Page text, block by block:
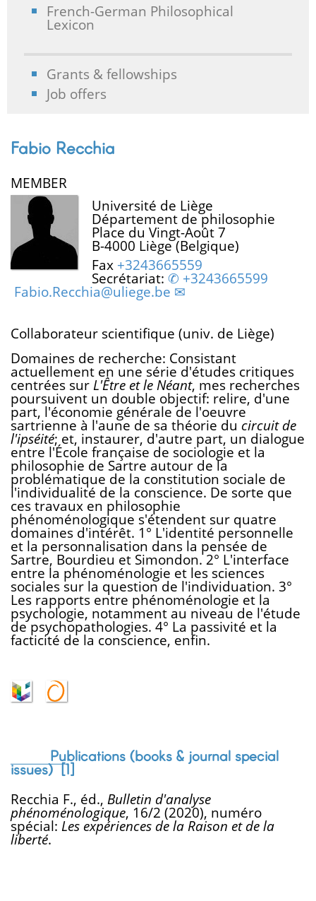
French-German Philosophical
Lexicon
Grants & fellowships
Job offers
Fabio Recchia
MEMBER
Université de Liège
Département de philosophie
Place du Vingt-Août 7
B-4000 Liège (Belgique)
Fax +3243665559
Secrétariat: +3243665599
Fabio.Recchia@uliege.be
Collaborateur scientifique (univ. de Liège)
Domaines de recherche: Consistant
actuellement en une série d'études critiques
centrées surL'Être et le Néant, mes recherches
poursuivent un double objectif: relire, d'une
part, l'économie générale de l'oeuvre
sartrienne à l'aune de sa théorie du circuit de
l'ipséité; et, instaurer, d'autre part, un dialogue
entre l'École française de sociologie et la
philosophie de Sartre autour de la
problématique de la constitution sociale de
l'individualité de la conscience. De sorte que
ces travaux en philosophie
phénoménologique s'étendent sur quatre
domaines d'intérêt. 1° L'identité personnelle
et la personnalisation dans la pensée de
Sartre, Bourdieu et Simondon. 2° L'interface
entre la phénoménologie et les sciences
sociales sur la question de l'individuation. 3°
Les rapports entre phénoménologie et la
psychologie, notamment au niveau de l'étude
de psychopathologies. 4° La passivité et la
facticité de la conscience, enfin.
Publications (books & journal special
issues) [1]
Recchia F., éd., Bulletin d'analyse
phénoménologique, 16/2 (2020), numéro
spécial: Les expériences de la Raison et de la
liberté.